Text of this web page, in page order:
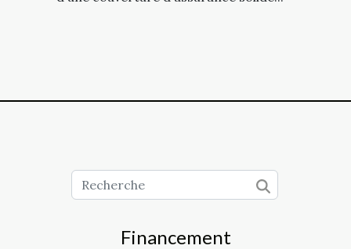
Financement